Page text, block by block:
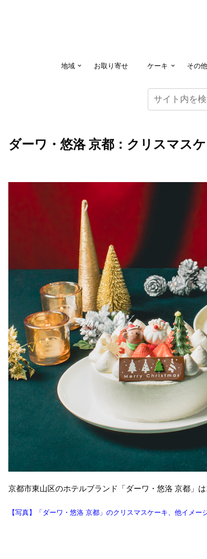
地域 お取り寄せ ケーキ その
ダーワ・悠洛 京都：クリスマス
京都市東山区のホテルブランド「ダーワ・悠洛 京都」
【写真】「ダーワ・悠洛 京都」のクリスマスケーキ、他イメー